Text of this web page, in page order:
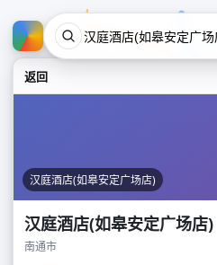
返回
汉庭酒店(如皋安定广场店)
汉庭酒店(如皋安定广场店)
南通市